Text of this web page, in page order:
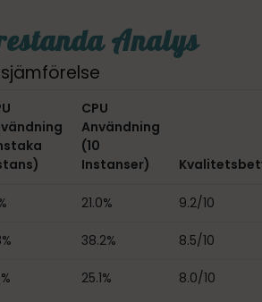
Analys
CPU
Användning
(10
Instanser)
21.0% 9.2/10
38.2% 8.5/10
25.1% 8.0/10